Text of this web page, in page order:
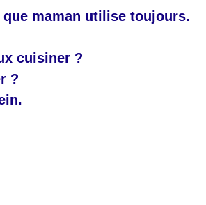
maman utilise toujours.
cuisiner ?
?